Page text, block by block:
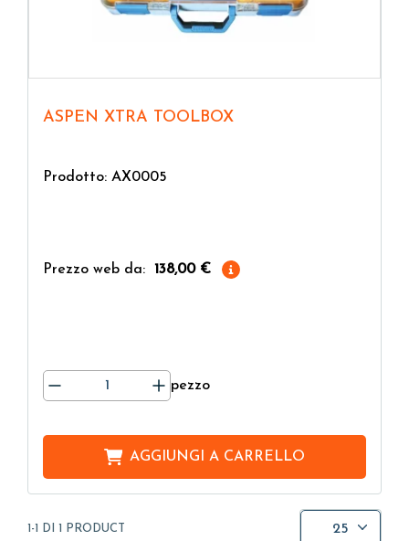
ASPEN XTRA TOOLBOX
Prodotto: AX0005
Prezzo web da: 138,00 €
pezzo
AGGIUNGI A CARRELLO
1-1 DI 1 PRODUCT 25